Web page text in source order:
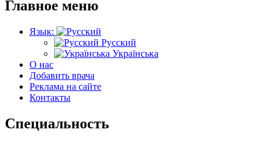
Главное меню
Язык:
Русский
Українська
О нас
Добавить врача
Реклама на сайте
Контакты
Специальность